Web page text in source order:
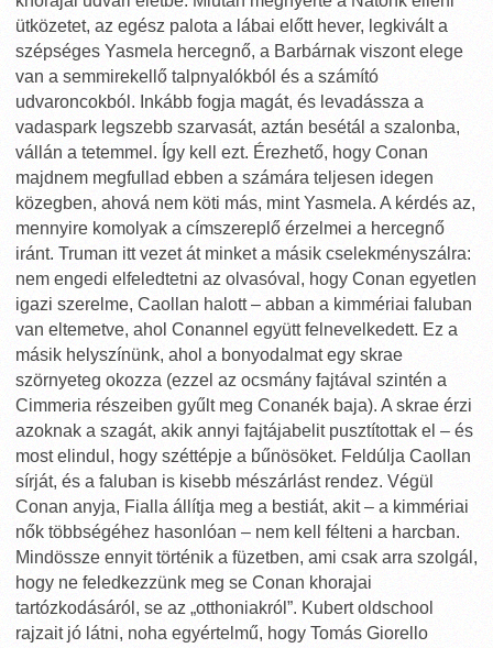
ütközetet, az egész palota a lábai előtt hever, legkivált a
szépséges Yasmela hercegnő, a Barbárnak viszont elege
van a semmirekellő talpnyalókból és a számító
udvaroncokból. Inkább fogja magát, és levadássza a
vadaspark legszebb szarvasát, aztán besétál a szalonba,
vállán a tetemmel. Így kell ezt. Érezhető, hogy Conan
majdnem megfullad ebben a számára teljesen idegen
közegben, ahová nem köti más, mint Yasmela. A kérdés az,
mennyire komolyak a címszereplő érzelmei a hercegnő
iránt. Truman itt vezet át minket a másik cselekményszálra:
nem engedi elfeledtetni az olvasóval, hogy Conan egyetlen
igazi szerelme, Caollan halott – abban a kimmériai faluban
van eltemetve, ahol Conannel együtt felnevelkedett. Ez a
másik helyszínünk, ahol a bonyodalmat egy skrae
szörnyeteg okozza (ezzel az ocsmány fajtával szintén a
Cimmeria részeiben gyűlt meg Conanék baja). A skrae érzi
azoknak a szagát, akik annyi fajtájabelit pusztítottak el – és
most elindul, hogy széttépje a bűnösöket. Feldúlja Caollan
sírját, és a faluban is kisebb mészárlást rendez. Végül
Conan anyja, Fialla állítja meg a bestiát, akit – a kimmériai
nők többségéhez hasonlóan – nem kell félteni a harcban.
Mindössze ennyit történik a füzetben, ami csak arra szolgál,
hogy ne feledkezzünk meg se Conan khorajai
tartózkodásáról, se az „otthoniakról”. Kubert oldschool
rajzait jó látni, noha egyértelmű, hogy Tomás Giorello